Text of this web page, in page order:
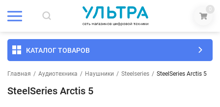
0
КАТАЛОГ ТОВАРОВ
Главная / Аудиотехника / Наушники / Steelseries / SteelSeries Arctis 5
SteelSeries Arctis 5